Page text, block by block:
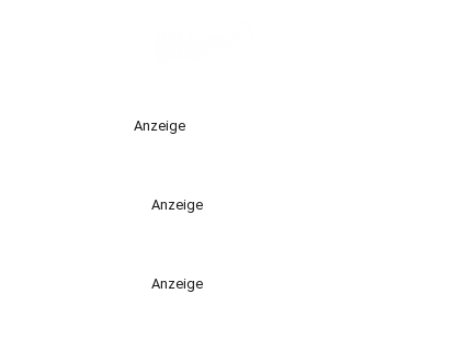
Anzeige
Anzeige
Anzeige